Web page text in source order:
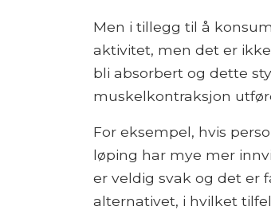
Men i tillegg til å
aktivitet, men det er
bli absorbert og dette
muskelkontraksjon
For eksempel, hvis
løping har mye mer
er veldig svak og det er
alternativet, i hvilket